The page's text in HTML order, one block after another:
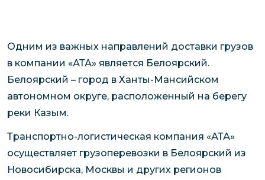
Одним из важных направлений доставки грузов
в компании «АТА» является Белоярский.
Белоярский – город в Ханты-Мансийском
автономном округе, расположенный на берегу
реки Казым.
Транспортно-логистическая компания «АТА»
осуществляет грузоперевозки в Белоярский из
Новосибирска, Москвы и других регионов